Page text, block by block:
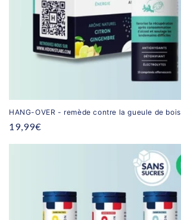
HANG-OVER - remède contre la gueule de bois
Prix
19,99€